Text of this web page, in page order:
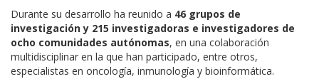
Durante su desarrollo ha reunido a 46 grupos de
investigación y 215 investigadoras e investigadores de
ocho comunidades autónomas, en una colaboración
multidisciplinar en la que han participado, entre otros,
especialistas en oncología, inmunología y bioinformática.